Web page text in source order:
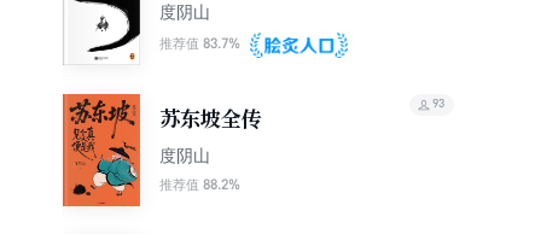
度阴山
推荐值 83.7%
苏东坡全传
度阴山
推荐值 88.2%
93